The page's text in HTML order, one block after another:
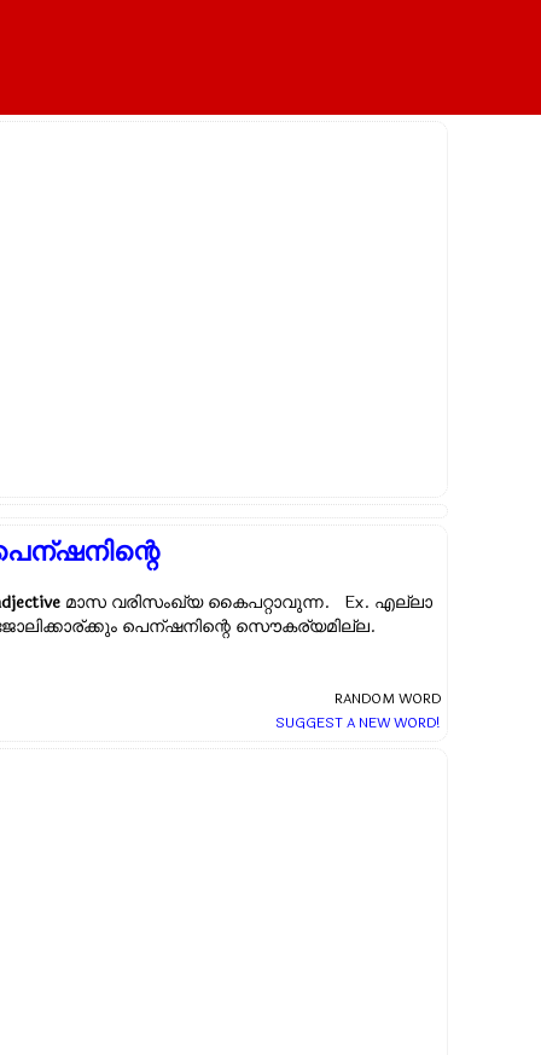
മാസ വരിസംഖ്യ കൈപറ്റാവുന്ന. Ex. എല്ലാ
പെന്ഷനിന്റെ സൌകര്യമില്ല.
RANDOM WORD
SUGGEST A NEW WORD!